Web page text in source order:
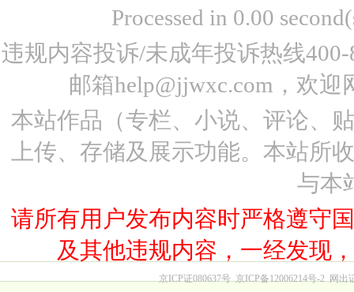
Processed in 0.00
违规内容投诉/未成年投诉热线
邮箱help@jjwxc.com，欢
本站作品（专栏、小说、评论、
上传、存储及展示功能。本站所
与本
请所有用户发布内容时严格遵守
及其他违规内容，一经发现
京ICP证080637号 京ICP备12006214号-2 网出